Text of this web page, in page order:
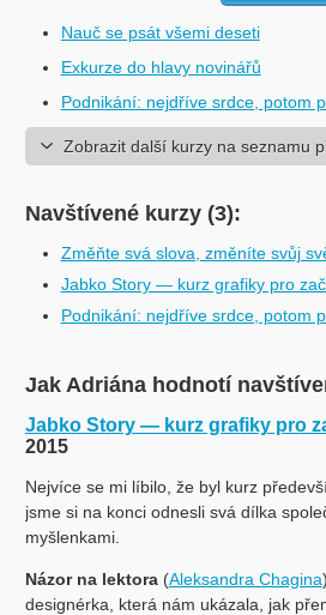
Nauč se psát všemi deseti
Exkurze do hlavy novinářů
Podnikání: nejdříve srdce, potom
Zobrazit další kurzy na seznamu
Navštívené kurzy (3):
Změňte svá slova, změníte svůj
Jabko Story — kurz grafiky pro
Podnikání: nejdříve srdce, potom
Jak Adriána hodnotí
Jabko Story — kurz grafiky pro
2015
Nejvíce se mi líbilo, že byl kurz
jsme si na konci odnesli svá dílka
myšlenkami.
Názor na lektora(Aleksandra Chagina
designérka, která nám ukázala, jak